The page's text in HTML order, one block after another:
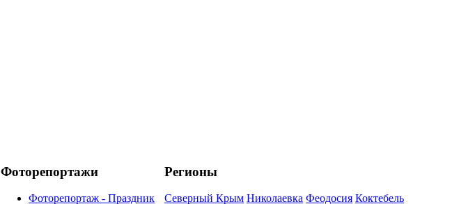
Фоторепортажи
Фоторепортаж - Праздник
Регионы
Северный Крым Николаевка Феодосия Коктебель